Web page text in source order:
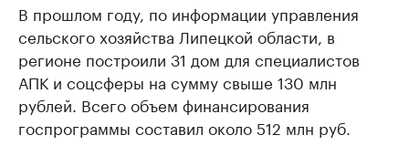
В прошлом году, по информации управления
сельского хозяйства Липецкой области, в
регионе построили 31 дом для специалистов
АПК и соцсферы на сумму свыше 130 млн
рублей. Всего объем финансирования
госпрограммы составил около 512 млн руб.